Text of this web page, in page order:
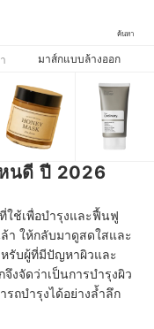
ค้นหา
มาส์กแบบล้างออก
นดี ปี 2026
ช้เพื่อบำรุงและฟื้นฟู
า ให้กลับมาดูสดใสและ
รับผู้ที่มีปัญหาผิวและ
งจัดว่าเป็นการบำรุงผิว
ถบำรุงได้อย่างล้ำลึก